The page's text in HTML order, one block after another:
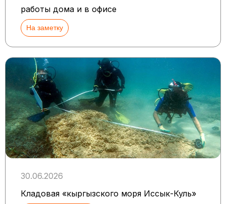
работы дома и в офисе
На заметку
30.06.2026
Кладовая «кыргызского моря Иссык-Куль»